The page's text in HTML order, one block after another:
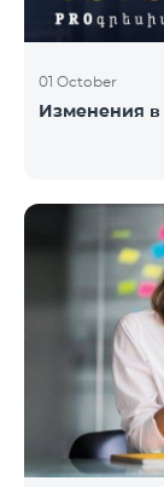
01 October
Изменения в